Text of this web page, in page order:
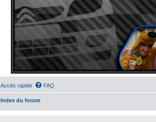
Accès rapide FAQ
Index du forum